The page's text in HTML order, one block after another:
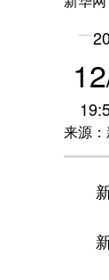
来源：
新
新